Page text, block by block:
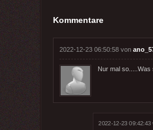
Kommentare
2022-12-23 06:50:58 von
Nur mal so.....Was
2022-12-23